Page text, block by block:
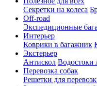
Секретки на колеса
Off-road
Экспедиционные
Интерьер
Коврики в багажник
Экстерьер
Антискол Водостоки
Перевозка собак
Решетки для